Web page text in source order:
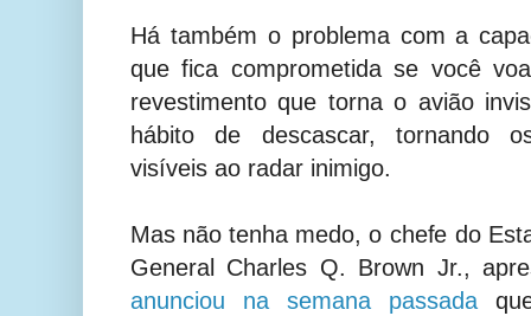
Há também o problema com a
que fica comprometida se você
revestimento que torna o avião
hábito de descascar, tornando
visíveis ao radar inimigo.
Mas não tenha medo, o chefe do
General Charles Q. Brown Jr.,
anunciou na semana passada